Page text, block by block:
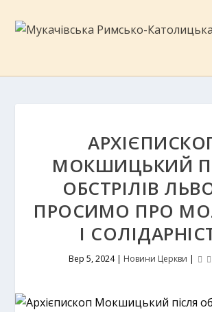
МОКШИЦЬКИЙ
ОБСТРІЛІВ
ПРОСИМО ПРО
І
Вер 5, 2024| Новини Церкви |